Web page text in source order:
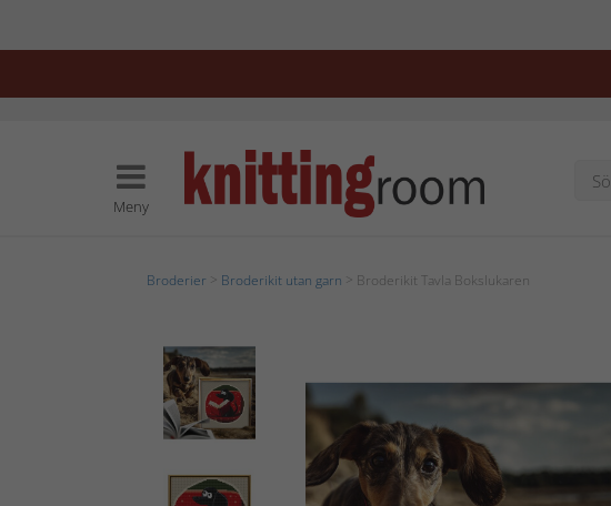
Meny
Broderier Broderikit utan garn > Broderikit Tavla Bokslukaren